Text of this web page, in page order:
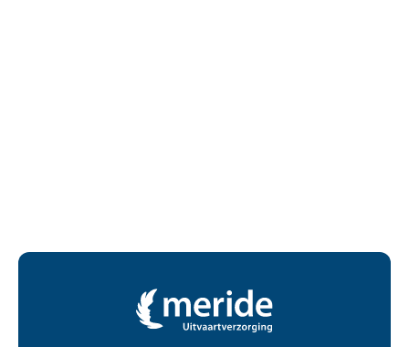
Contactgegevens en footer menu van Meride